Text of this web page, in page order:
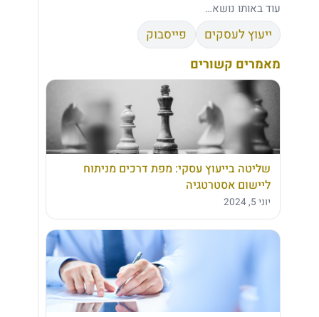
עוד באותו נושא…
ייעוץ לעסקים פייסבוק
מאמרים קשורים
שליטה בייעוץ עסקי: מפת דרכים מניתוח
ליישום אסטרטגיה
יוני 5, 2024